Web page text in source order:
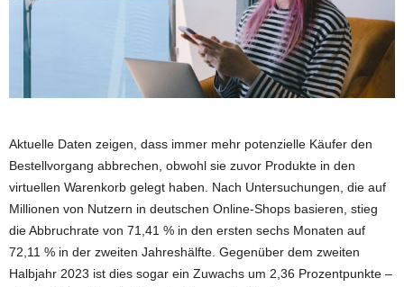
Aktuelle Daten zeigen, dass immer mehr potenzielle Käufer den
Bestellvorgang abbrechen, obwohl sie zuvor Produkte in den
virtuellen Warenkorb gelegt haben. Nach Untersuchungen, die auf
Millionen von Nutzern in deutschen Online-Shops basieren, stieg
die Abbruchrate von 71,41 % in den ersten sechs Monaten auf
72,11 % in der zweiten Jahreshälfte. Gegenüber dem zweiten
Halbjahr 2023 ist dies sogar ein Zuwachs um 2,36 Prozentpunkte –